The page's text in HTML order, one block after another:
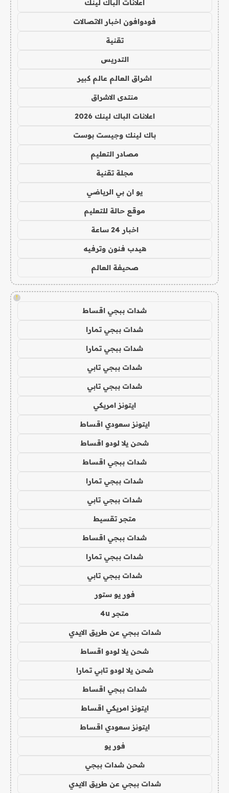
اعلانات الباك لينك
فودوافون اخبار الاتصالات
تقنية
التدريس
اشراق العالم عالم كبير
منتدى الاشراق
اعلانات الباك لينك 2026
باك لينك وجيست بوست
مصادر التعليم
مجلة تقنية
يو ان بي الرياضي
موقع حالة للتعليم
اخبار 24 ساعة
هيدب فنون وترفيه
صحيفة العالم
!
شدات ببجي اقساط
شدات ببجي تمارا
شدات ببجي تمارا
شدات ببجي تابي
شدات ببجي تابي
ايتونز امريكي
ايتونز سعودي اقساط
شحن يلا لودو اقساط
شدات ببجي اقساط
شدات ببجي تمارا
شدات ببجي تابي
متجر تقسيط
شدات ببجي اقساط
شدات ببجي تمارا
شدات ببجي تابي
فور يو ستور
متجر 4u
شدات ببجي عن طريق الايدي
شحن يلا لودو اقساط
شحن يلا لودو تابي تمارا
شدات ببجي اقساط
ايتونز امريكي اقساط
ايتونز سعودي اقساط
فور يو
شحن شدات ببجي
شدات ببجي عن طريق الايدي